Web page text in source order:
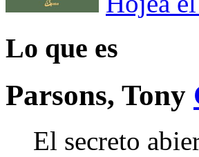
Lo que es
Parsons, Tony
El secreto